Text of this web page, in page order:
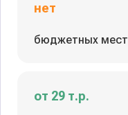
нет
бюджетных мест
от 29 т.р.